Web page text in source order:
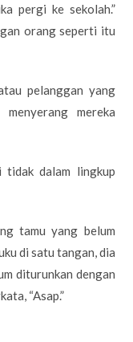
pergi ke sekolah.”
orang seperti itu
pelanggan yang
mereka
tidak dalam lingkup
tamu yang belum
di satu tangan, dia
diturunkan dengan
“Asap.”